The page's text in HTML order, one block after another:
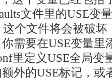
文件里的USE变
这个文件将会被破
需要在USE变量里
里定义USE全局变
外的USE标记，或